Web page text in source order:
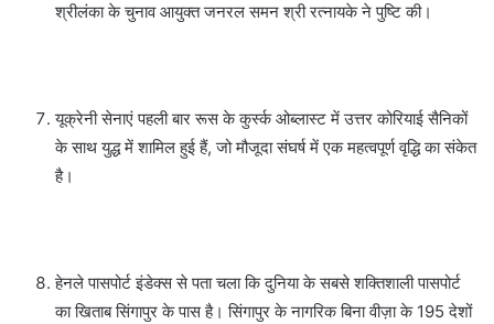
श्रीलंका के चुनाव आयुक्त जनरल समन श्री रत्नायके ने पुष्टि की।
यूक्रेनी सेनाएं पहली बार रूस के कुर्स्क ओब्लास्ट में उत्तर कोरियाई सैनिकों
के साथ युद्ध में शामिल हुई हैं, जो मौजूदा संघर्ष में एक महत्वपूर्ण वृद्धि का संकेत
है।
हेनले पासपोर्ट इंडेक्स से पता चला कि दुनिया के सबसे शक्तिशाली पासपोर्ट
का खिताब सिंगापुर के पास है। सिंगापुर के नागरिक बिना वीज़ा के 195 देशों